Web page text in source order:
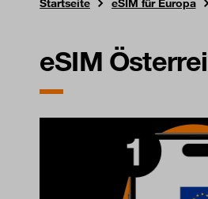
Startseite eSIM für Europa
eSIM